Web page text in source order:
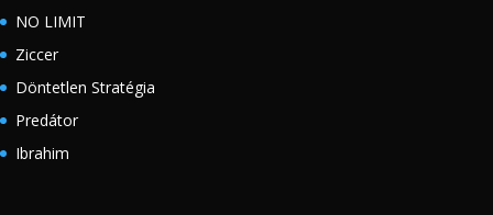
NO LIMIT
Ziccer
Döntetlen Stratégia
Predátor
Ibrahim